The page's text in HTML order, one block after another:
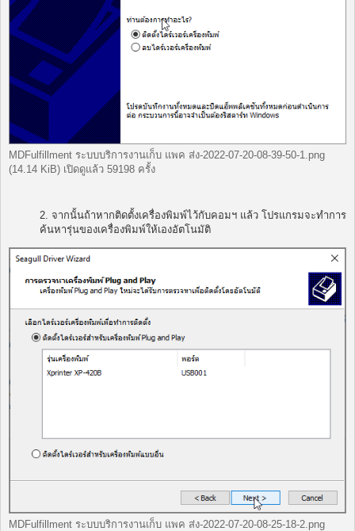
MDFulfillment ระบบบริการงานเก็บ แพค ส่ง-2022-07-20-08-39-50-1.png
(14.14 KiB) เปิดดูแล้ว 59198 ครั้ง
2. จากนั้นถ้าหากติดตั้งเครื่องพิมพ์ไว้กับคอมฯ แล้ว โปรแกรมจะทำการ
ค้นหารุ่นของเครื่องพิมพ์ให้เองอัตโนมัติ
MDFulfillment ระบบบริการงานเก็บ แพค ส่ง-2022-07-20-08-25-18-2.png